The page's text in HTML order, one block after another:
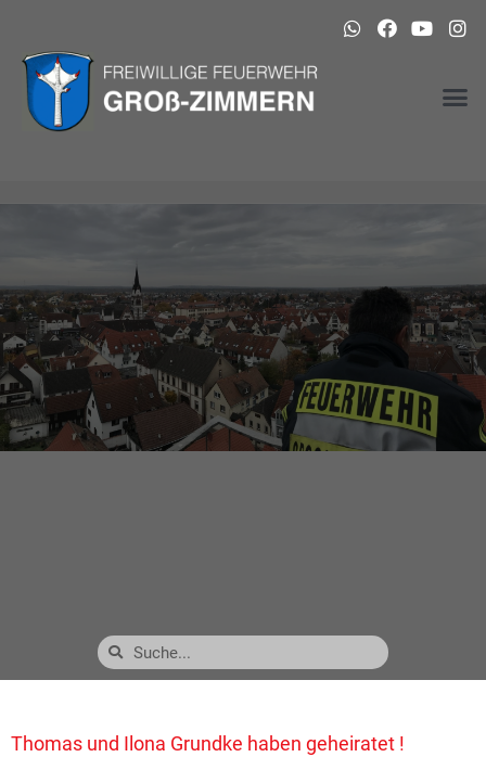
Thomas und Ilona Grundke haben geheiratet !